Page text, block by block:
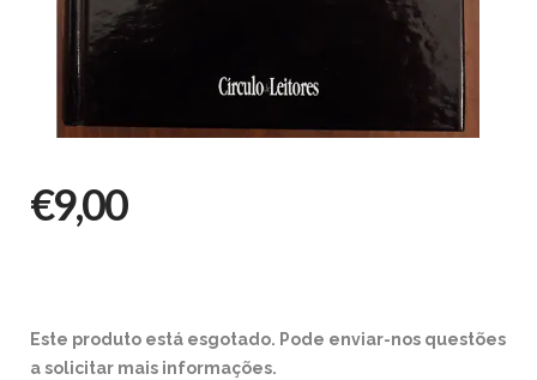
€9,00
Este produto está esgotado. Pode enviar-nos questões
a solicitar mais informações.